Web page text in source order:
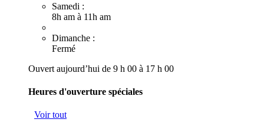
Samedi :
8h am à 11h am
Dimanche :
Fermé
Ouvert aujourd’hui de 9 h 00 à 17 h 00
Heures d'ouverture spéciales
Voir tout